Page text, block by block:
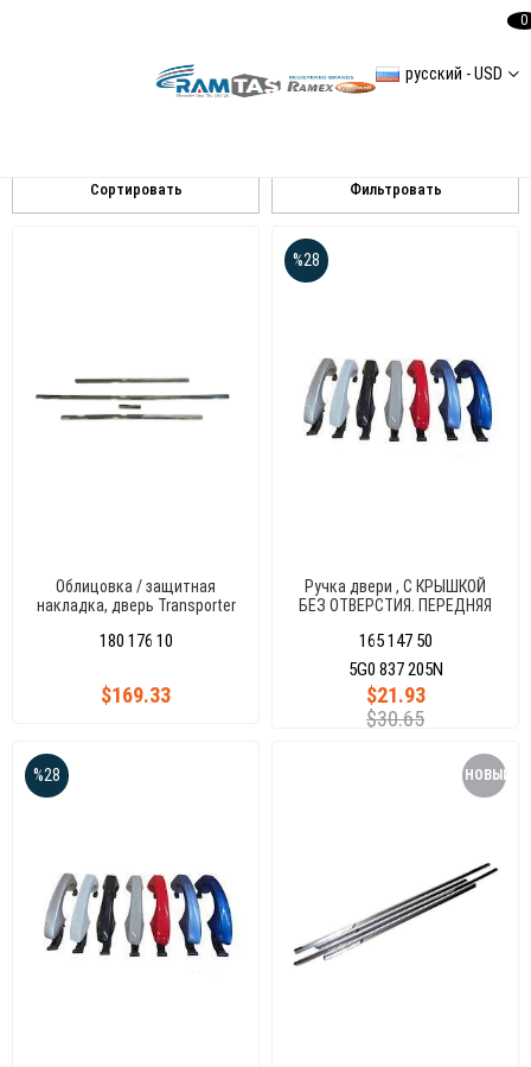
русский - USD
0
Фильтровать
Сортировать
Облицовка / защитная
накладка, дверь Transporter
180 176 10
$169.33
Ручка двери , С КРЫШКОЙ
БЕЗ ОТВЕРСТИЯ. ПЕРЕДНЯЯ
165 147 50
$21.93
$30.65
%28
5G0 837 205N
%28 НОВЫЙ